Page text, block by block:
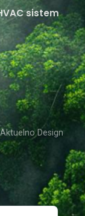
sistem
Aktuelno Design